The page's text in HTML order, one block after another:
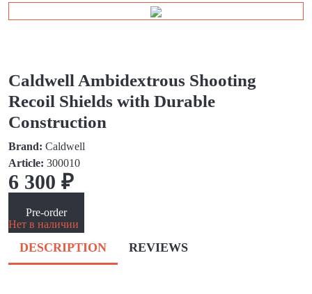
Caldwell Ambidextrous Shooting
Recoil Shields with Durable
Construction
Brand: Caldwell
Article: 300010
6 300 ₽
Pre-order
Нет в наличии
DESCRIPTION REVIEWS